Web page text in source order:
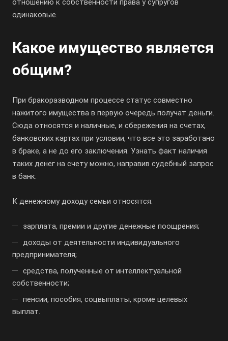
отношению к собственности права у супругов
одинаковые.
Какое имущество является
общим?
При бракоразводном процессе статус совместно
нажитого имущества в первую очередь получат деньги.
Сюда относятся и наличные, и сбережения на счетах,
банковских картах при условии, что все это заработано
в браке, а не до его заключения. Узнать факт наличия
таких денег на счету можно, направив судебный запрос
в банк.
К денежному доходу семьи относятся:
зарплата, премии и другие денежные поощрения;
доходы от деятельности индивидуального
предпринимателя;
средства, полученные от интеллектуальной
собственности;
пенсии, пособия, соцвыплаты, кроме целевых
выплат.